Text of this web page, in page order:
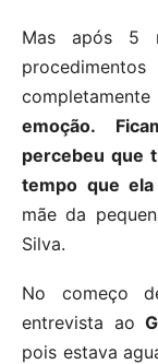
Mas após 5
emoção.
percebeu que
tempo que
mãe da
Silva.
No começo
entrevista ao
pois estava